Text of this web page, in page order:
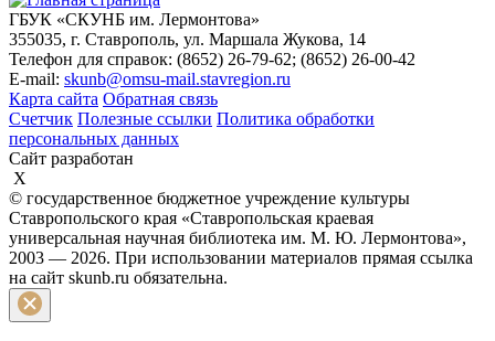
ГБУК «СКУНБ им. Лермонтова»
355035, г. Ставрополь, ул. Маршала Жукова, 14
Телефон для справок: (8652) 26-79-62; (8652) 26-00-42
E-mail: skunb@omsu-mail.stavregion.ru
Карта сайта Обратная связь
Счетчик Полезные ссылки Политика обработки
персональных данных
Сайт разработан
X
© государственное бюджетное учреждение культуры
Ставропольского края «Ставропольская краевая
универсальная научная библиотека им. М. Ю. Лермонтова»,
2003 — 2026. При использовании материалов прямая ссылка
на сайт skunb.ru обязательна.